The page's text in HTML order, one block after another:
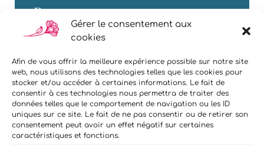
Gérer le consentement aux
cookies
Afin de vous offrir la meilleure expérience possible sur notre site
web, nous utilisons des technologies telles que les cookies pour
stocker et/ou accéder à certaines informations. Le fait de
consentir à ces technologies nous permettra de traiter des
données telles que le comportement de navigation ou les ID
uniques sur ce site. Le fait de ne pas consentir ou de retirer son
consentement peut avoir un effet négatif sur certaines
caractéristiques et fonctions.
Restons en contact
Si vous souhaitez être informés
des nouveautés et évènements